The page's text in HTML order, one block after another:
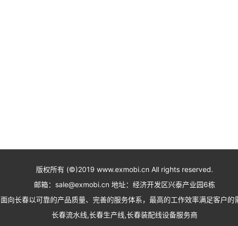
版权所有 (©)2019 www.exmobi.cn All rights reserved.
邮箱：sale@exmobi.cn 地址：经济开发区兴泰产业园6栋
面向长春以可靠的产品质量、完善的服务体系，最高的工作效率满足客户的
长春流水线,长春生产线,长春装配线设备服务商